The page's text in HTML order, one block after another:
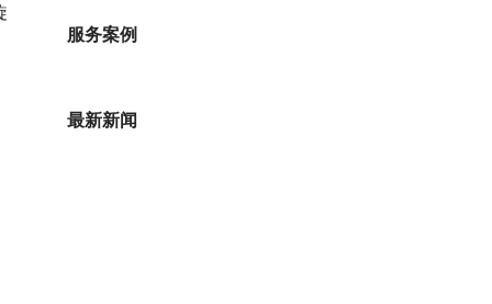
服务案例
最新新闻